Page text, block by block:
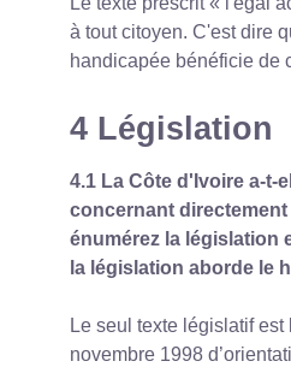
à tout citoyen. C'est dire
handicapée bénéficie de
4 Législation
4.1 La Côte d'Ivoire a-t-
concernant
énumérez la législation
la législation aborde le
Le seul texte législatif
novembre 1998